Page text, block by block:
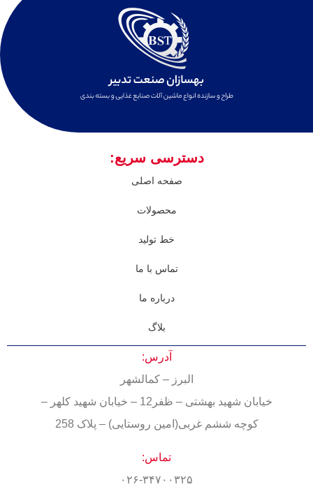
دسترسی سریع:
صفحه اصلی
محصولات
خط تولید
تماس با ما
درباره ما
بلاگ
آدرس:
البرز – کمالشهر
خیابان شهید بهشتی – ظفر12 – خیابان شهید کلهر –
کوچه ششم غربی(امین روستایی) – پلاک 258
تماس:
۰۲۶-۳۴۷۰۰۳۲۵